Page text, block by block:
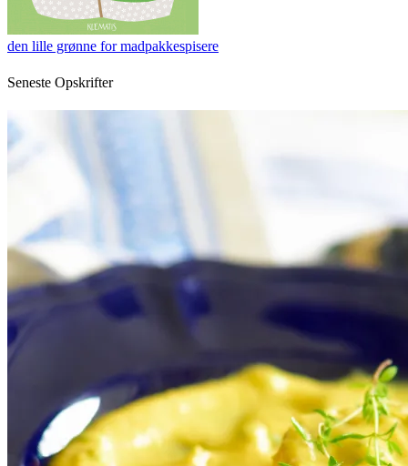
den lille grønne for madpakkespisere
Seneste Opskrifter